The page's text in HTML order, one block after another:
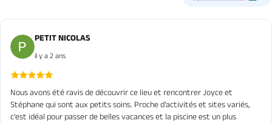
PETIT NICOLAS
il y a 2 ans
Nous avons été ravis de découvrir ce lieu et rencontrer Joyce et
Stéphane qui sont aux petits soins. Proche d'activités et sites variés,
c'est idéal pour passer de belles vacances et la piscine est un plus